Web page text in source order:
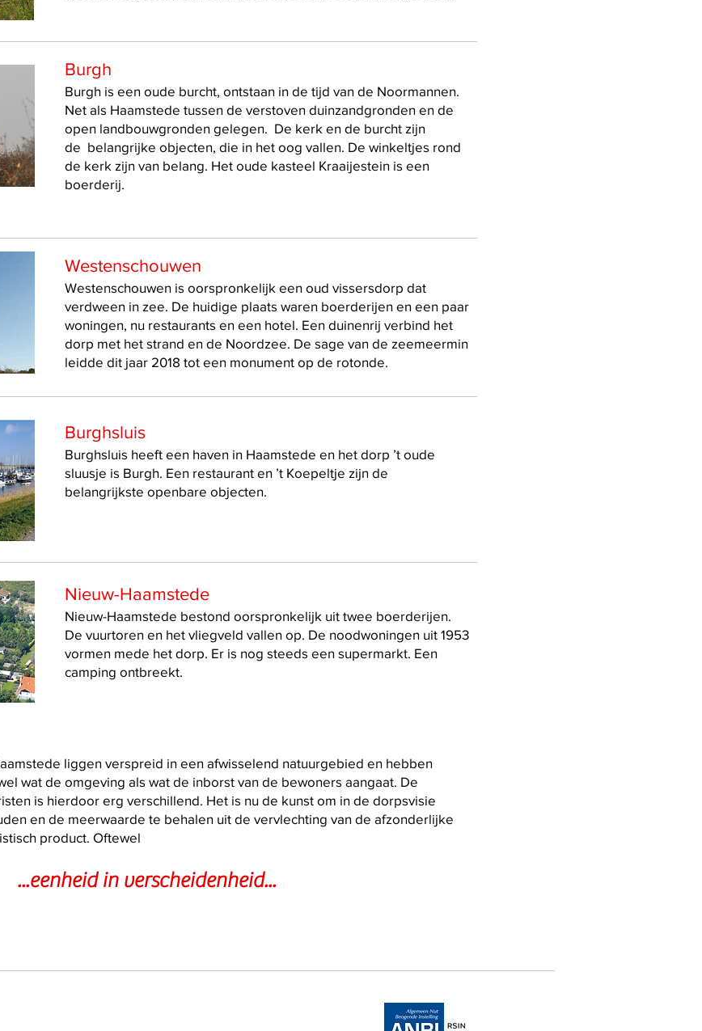
Burgh
Burgh is een oude burcht, ontstaan in de tijd van de Noormannen.
Net als Haamstede tussen de verstoven duinzandgronden en de
open landbouwgronden gelegen. De kerk en de burcht zijn
de belangrijke objecten, die in het oog vallen. De winkeltjes rond
de kerk zijn van belang. Het oude kasteel Kraaijestein is een
boerderij.
Westenschouwen
Westenschouwen is oorspronkelijk een oud vissersdorp dat
verdween in zee. De huidige plaats waren boerderijen en een paar
woningen, nu restaurants en een hotel. Een duinenrij verbind het
dorp met het strand en de Noordzee. De sage van de zeemeermin
leidde dit jaar 2018 tot een monument op de rotonde.
Burghsluis
Burghsluis heeft een haven in Haamstede en het dorp ’t oude
sluusje is Burgh. Een restaurant en ’t Koepeltje zijn de
belangrijkste openbare objecten.
Nieuw-Haamstede
Nieuw-Haamstede bestond oorspronkelijk uit twee boerderijen.
De vuurtoren en het vliegveld vallen op. De noodwoningen uit 1953
vormen mede het dorp. Er is nog steeds een supermarkt. Een
camping ontbreekt.
liggen verspreid in een afwisselend natuurgebied en hebben
wat de omgeving als wat de inborst van de bewoners aangaat. De
is hierdoor erg verschillend. Het is nu de kunst om in de dorpsvisie
en de meerwaarde te behalen uit de vervlechting van de afzonderlijke
product. Oftewel
...eenheid in verscheidenheid...